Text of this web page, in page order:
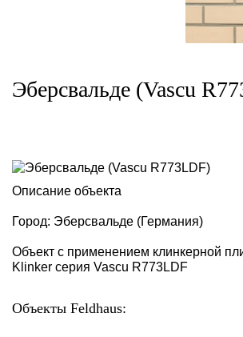
Эберсвальде (Vascu
Описание объекта
Город: Эберсвальде (Германия)
Объект с применением клинкерной
Klinker серия Vascu R773LDF
Объекты Feldhaus: